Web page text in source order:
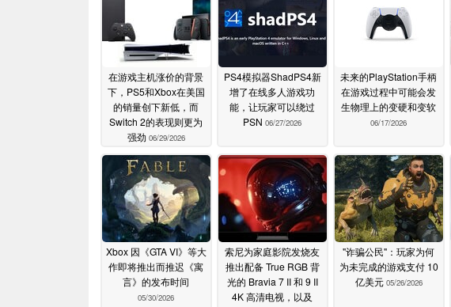
在游戏主机涨价的背景
下，PS5和Xbox在美国
的销量创下新低，而
Switch 2的表现则更为
强劲 06/29/2026
PS4模拟器ShadPS4新
增了在线多人游戏功
能，让玩家可以绕过
PSN 06/27/2026
未来的PlayStation手柄
在游戏过程中可能会发
生物理上的变硬和变软
06/17/2026
Xbox 因《GTA VI》等大
作即将推出而推迟《寓
言》的发布时间
05/30/2026
索尼为家庭影院发烧友
推出配备 True RGB 背
光的 Bravia 7 II 和 9 II
4K 高清电视，以及
"诈骗公民"：玩家为何
为未完成的游戏支付 10
亿美元 05/26/2026